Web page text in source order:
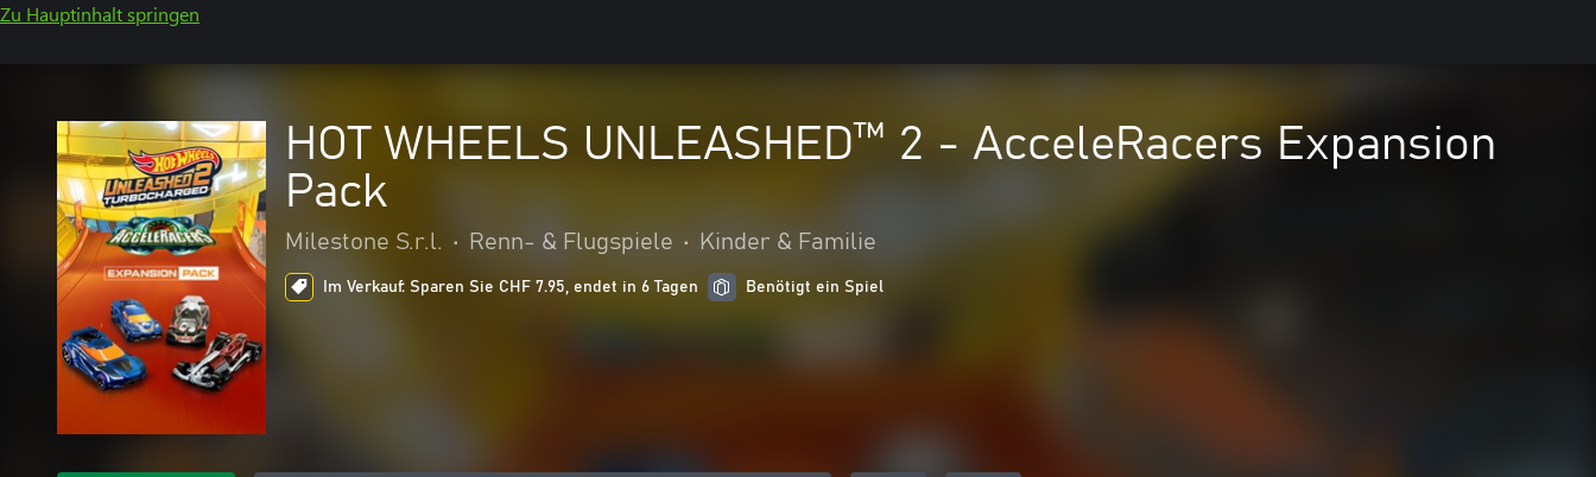
Zu Hauptinhalt springen
HOT WHEELS UNLEASHED™ 2 - AcceleRacers Expansion
Pack
Milestone S.r.l. • Renn- & Flugspiele • Kinder & Familie
Im Verkauf: Sparen Sie CHF 7.95, endet in 6 Tagen Benötigt ein Spiel